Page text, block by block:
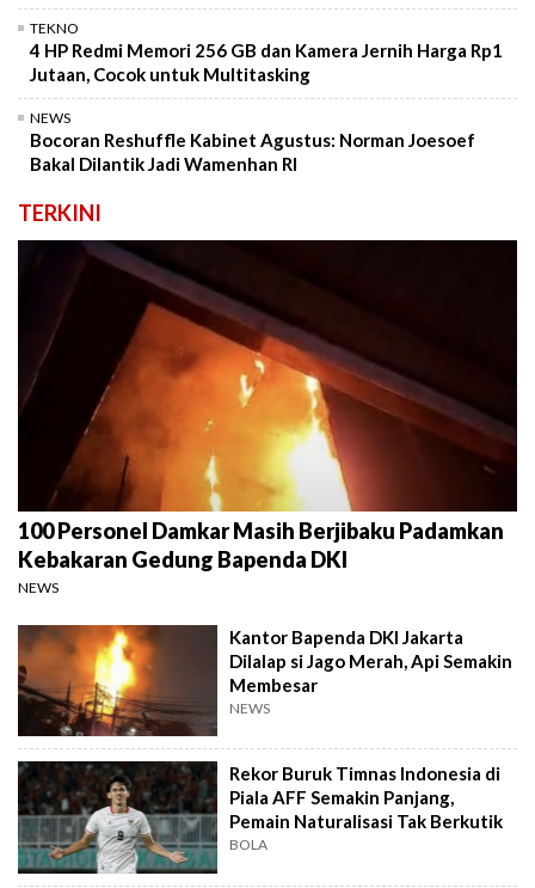
TEKNO
4 HP Redmi Memori 256 GB dan Kamera Jernih Harga Rp1
Jutaan, Cocok untuk Multitasking
NEWS
Bocoran Reshuffle Kabinet Agustus: Norman Joesoef
Bakal Dilantik Jadi Wamenhan RI
TERKINI
100 Personel Damkar Masih Berjibaku Padamkan
Kebakaran Gedung Bapenda DKI
NEWS
Kantor Bapenda DKI Jakarta
Dilalap si Jago Merah, Api Semakin
Membesar
NEWS
Rekor Buruk Timnas Indonesia di
Piala AFF Semakin Panjang,
Pemain Naturalisasi Tak Berkutik
BOLA